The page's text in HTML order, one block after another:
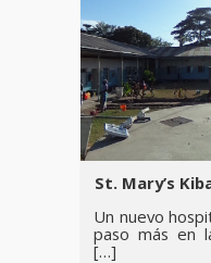
St. Mary’s
Un nuevo
paso más en
[…]